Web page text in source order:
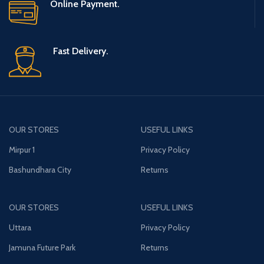
Online Payment.
Fast Delivery.
OUR STORES
Mirpur 1
Bashundhara City
USEFUL LINKS
Privacy Policy
Returns
OUR STORES
Uttara
Jamuna Future Park
USEFUL LINKS
Privacy Policy
Returns